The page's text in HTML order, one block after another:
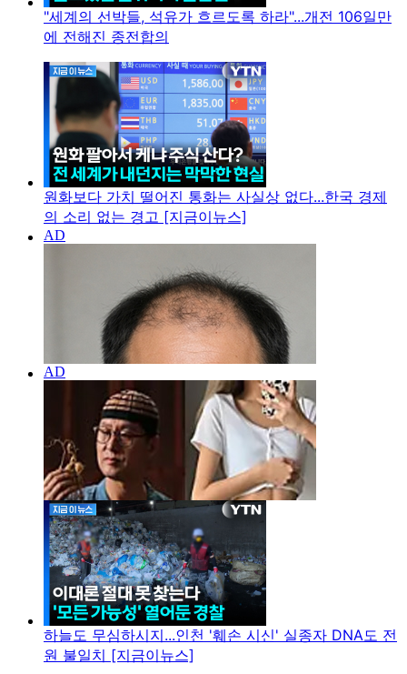
"세계의 선박들, 석유가 흐르도록 하라"...개전 106일만
에 전해진 종전합의
원화보다 가치 떨어진 통화는 사실상 없다...한국 경제
의 소리 없는 경고 [지금이뉴스]
하늘도 무심하시지...인천 '훼손 시신' 실종자 DNA도 전
원 불일치 [지금이뉴스]